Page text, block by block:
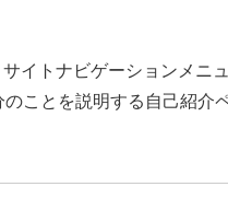
イトナビゲーションメニ
ことを説明する自己紹介